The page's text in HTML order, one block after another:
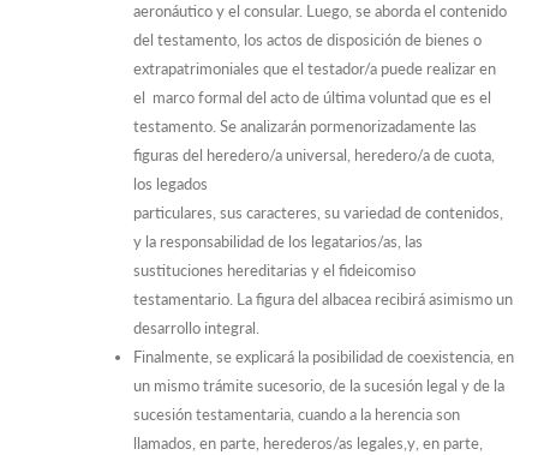
aeronáutico y el consular. Luego, se aborda el contenido
del testamento, los actos de disposición de bienes o
extrapatrimoniales que el testador/a puede realizar en
el marco formal del acto de última voluntad que es el
testamento. Se analizarán pormenorizadamente las
figuras del heredero/a universal, heredero/a de cuota,
los legados
particulares, sus caracteres, su variedad de contenidos,
y la responsabilidad de los legatarios/as, las
sustituciones hereditarias y el fideicomiso
testamentario. La figura del albacea recibirá asimismo un
desarrollo integral.
Finalmente, se explicará la posibilidad de coexistencia, en
un mismo trámite sucesorio, de la sucesión legal y de la
sucesión testamentaria, cuando a la herencia son
llamados, en parte, herederos/as legales,y, en parte,